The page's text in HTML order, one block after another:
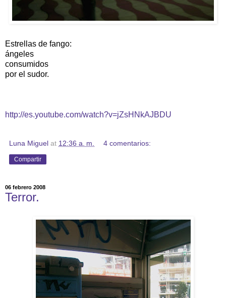
Estrellas de fango:
ángeles
consumidos
por el sudor.
http://es.youtube.com/watch?v=jZsHNkAJBDU
Luna Miguel at 12:36 a. m. 4 comentarios:
Compartir
06 febrero 2008
Terror.